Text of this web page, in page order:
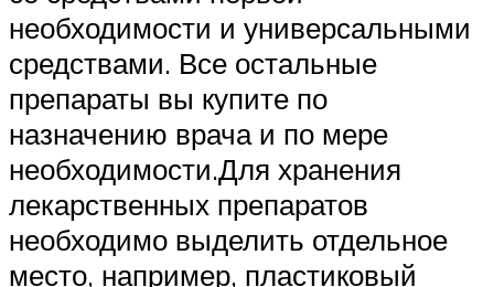
необходимости и универсальными
средствами. Все остальные
препараты вы купите по
назначению врача и по мере
необходимости.Для хранения
лекарственных препаратов
необходимо выделить отдельное
место, например, пластиковый